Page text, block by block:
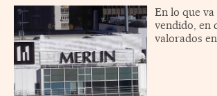
En lo que
vendido, en
valorados